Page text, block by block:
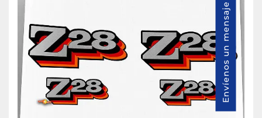
Envíenos un mensaje